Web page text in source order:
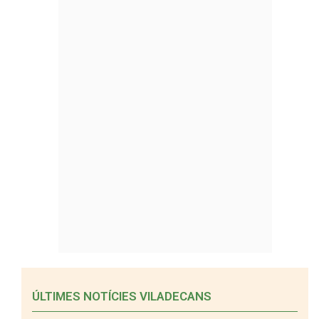
ÚLTIMES NOTÍCIES VILADECANS